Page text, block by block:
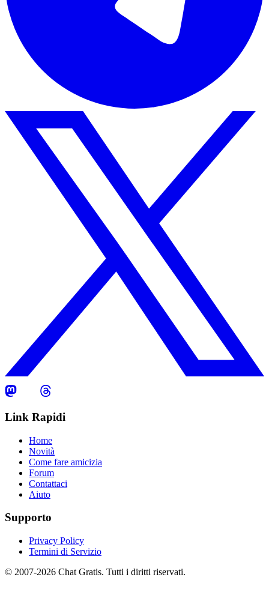
Link Rapidi
Home
Novità
Come fare amicizia
Forum
Contattaci
Aiuto
Supporto
Privacy Policy
Termini di Servizio
© 2007-2026 Chat Gratis. Tutti i diritti riservati.